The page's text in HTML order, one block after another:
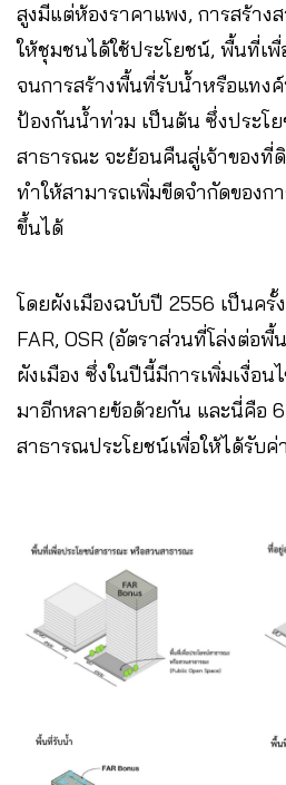
สูงมีแต่ห้องราคาแพง, การสร้าง
ให้ชุมชนได้ใช้ประโยชน์​, พื้นที่เ
จนการสร้างพื้นที่รับน้ำหรือแทง
ป้องกันน้ำท่วม เป็นต้น ซึ่งประโ
สาธารณะ จะย้อนคืนสู่เจ้าของที่
ทำให้สามารถเพิ่มขีดจำกัดของก
ขึ้นได้
โดยผังเมืองฉบับปี 2556 เป็นครั้
FAR, OSR (อัตราส่วนที่โล่งต่อพื้
ผังเมือง ซึ่งในปีนี้มีการเพิ่มเงื่อน
มาอีกหลายข้อด้วยกัน และนี่คือ 6
สาธารณประโยชน์เพื่อให้ได้รับค่